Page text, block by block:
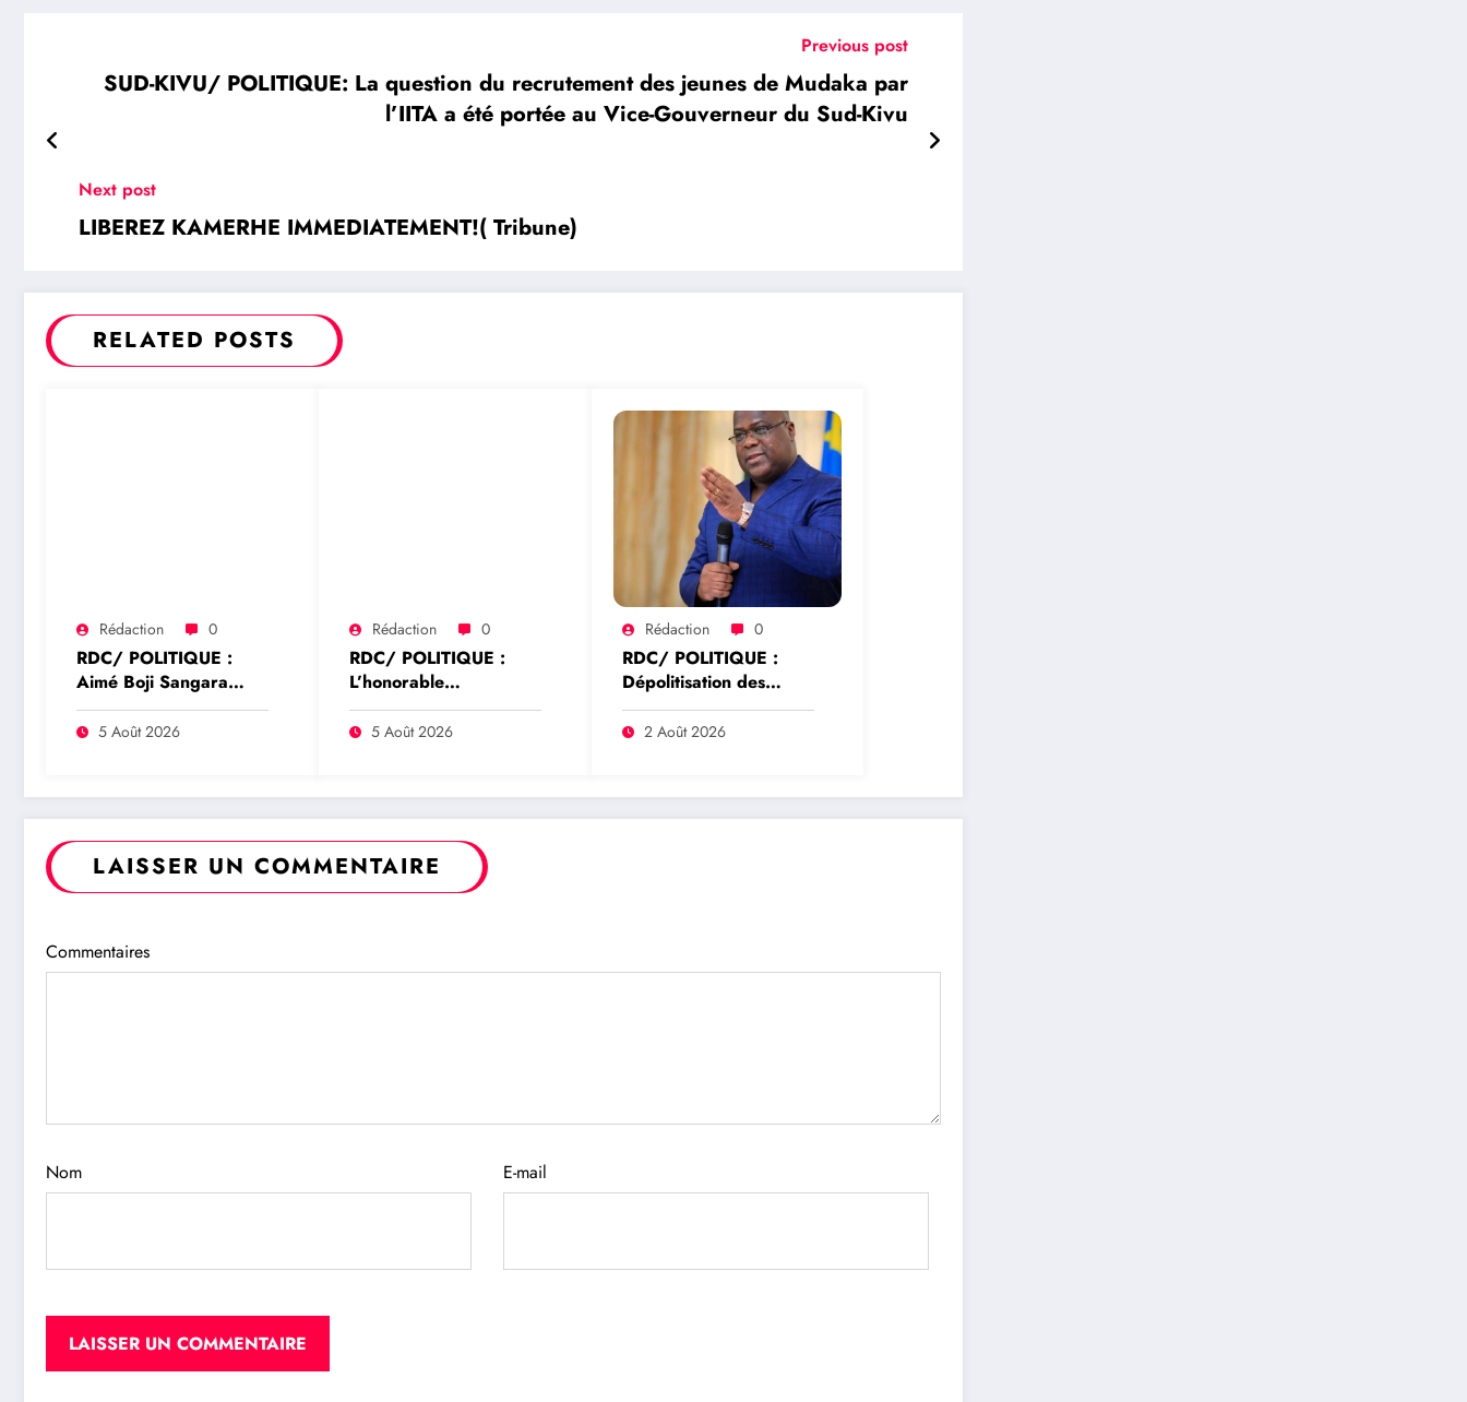
Previous post
SUD-KIVU/ POLITIQUE: La question du recrutement des jeunes de Mudaka par
l’IITA a été portée au Vice-Gouverneur du Sud-Kivu
Next post
LIBEREZ KAMERHE IMMEDIATEMENT!( Tribune)
RELATED POSTS
Rédaction 0
RDC/ POLITIQUE :
Aimé Boji Sangara
plaide pour un tribunal
international afin de
RDC
5 Août 2026
Rédaction 0
RDC/ POLITIQUE :
L’honorable
Namazihana Bachoke
Patrick Baka salue la
l’économie numérique
5 Août 2026
Rédaction 0
RDC/ POLITIQUE :
Dépolitisation des
Entreprises: Les
dirigeants des
concours
2 Août 2026
LAISSER UN COMMENTAIRE
Commentaires
Nom E-mail